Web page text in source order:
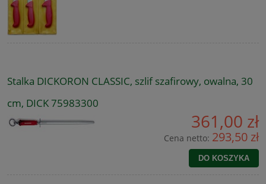
Stalka DICKORON CLASSIC, szlif szafirowy, owalna, 30
cm, DICK 75983300
361,00 zł
Cena netto: 293,50 zł
DO KOSZYKA